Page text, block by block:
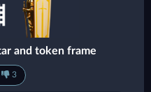
and token frame
3